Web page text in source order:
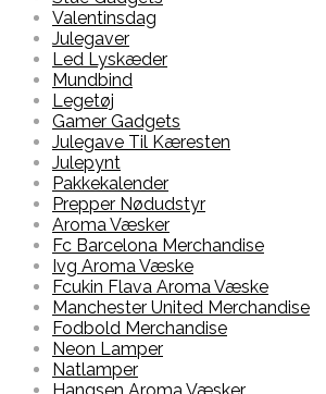
Valentinsdag
Julegaver
Led Lyskæder
Mundbind
Legetøj
Gamer Gadgets
Julegave Til Kæresten
Julepynt
Pakkekalender
Prepper Nødudstyr
Aroma Væsker
Fc Barcelona Merchandise
Ivg Aroma Væske
Fcukin Flava Aroma Væske
Manchester United Merchandise
Fodbold Merchandise
Neon Lamper
Natlamper